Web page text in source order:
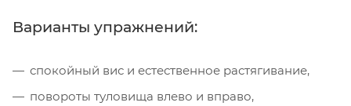
Варианты упражнений:
спокойный вис и естественное растягивание,
повороты туловища влево и вправо,